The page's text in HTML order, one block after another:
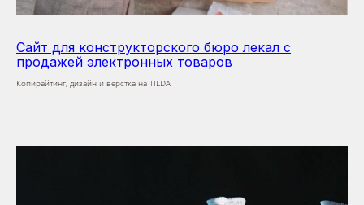
Сайт для конструкторского бюро лекал с
продажей электронных товаров
Копирайтинг, дизайн и верстка на TILDA